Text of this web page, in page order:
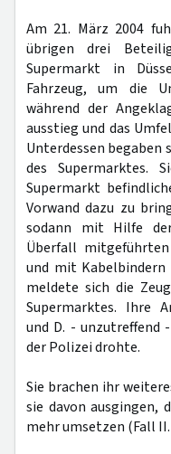
Am 21. März 2004
übrigen drei
Supermarkt in
Fahrzeug, um die
während der
ausstieg und das
Unterdessen begaben
des Supermarktes.
Supermarkt
Vorwand dazu zu
sodann mit Hilfe
Überfall
und mit
meldete sich die
Supermarktes. Ihre
und D. - unzutreffend
der Polizei drohte.
Sie brachen ihr
sie davon ausgingen,
mehr umsetzen (Fall